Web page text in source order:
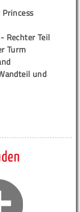
Rechter Teil
Turm
und